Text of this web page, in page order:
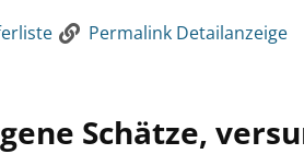
Permalink Detailanzeige
Schätze,